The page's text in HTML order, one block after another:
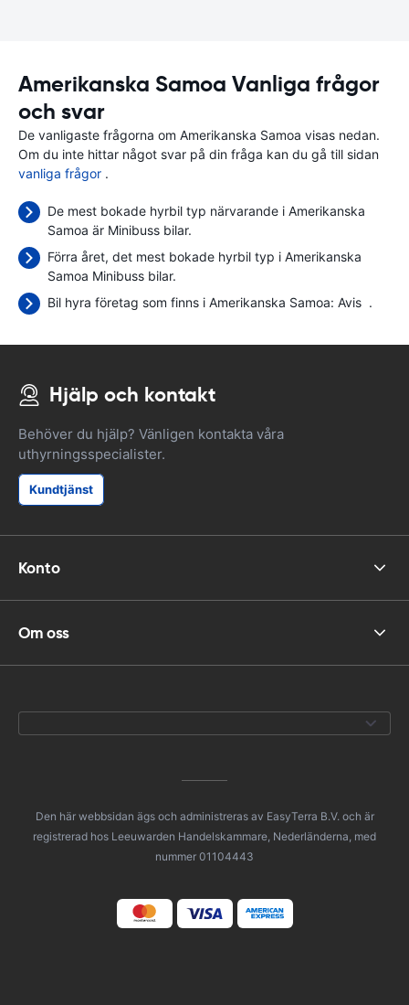
Amerikanska Samoa Vanliga frågor
och svar
De vanligaste frågorna om Amerikanska Samoa visas nedan.
Om du inte hittar något svar på din fråga kan du gå till sidan
vanliga frågor .
De mest bokade hyrbil typ närvarande i Amerikanska
Samoa är Minibuss bilar.
Förra året, det mest bokade hyrbil typ i Amerikanska
Samoa Minibuss bilar.
Bil hyra företag som finns i Amerikanska Samoa: Avis .
Hjälp och kontakt
Behöver du hjälp? Vänligen kontakta våra
uthyrningsspecialister.
Kundtjänst
Konto
Om oss
Den här webbsidan ägs och administreras av EasyTerra B.V. och är
registrerad hos Leeuwarden Handelskammare, Nederländerna, med
nummer 01104443